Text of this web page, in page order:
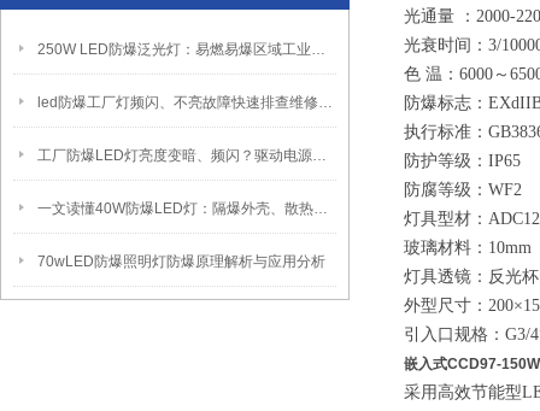
250W LED防爆泛光灯：易燃易爆区域工业固定照明装置
led防爆工厂灯频闪、不亮故障快速排查维修方法
工厂防爆LED灯亮度变暗、频闪？驱动电源故障检修方法
一文读懂40W防爆LED灯：隔爆外壳、散热、防爆认证原理
70wLED防爆照明灯防爆原理解析与应用分析
光通量 ：2000-
光衰时间：3/
色 温：6000～
防爆标志：
执行标准：
防护等级：IP65
防腐等级：WF2
灯具型材：
玻璃材料：10mm
灯具透镜：反光杯
外型尺寸：
引入口规格：G3/
嵌入式CCD97-
采用高效节能型